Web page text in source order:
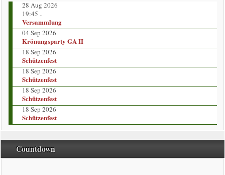
Vorstand
Kompaniekönige
Regimentskönige
Jungschützenkönige
Bildergalerie
News
Impressum
28 Aug 2026
19:45 -
Versammlung
04 Sep 2026
Krönungsparty GA II
18 Sep 2026
Schützenfest
18 Sep 2026
Schützenfest
18 Sep 2026
Schützenfest
18 Sep 2026
Schützenfest
Countdown